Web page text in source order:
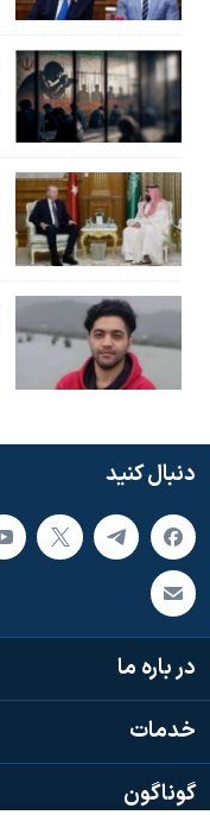
دنبال کنید
در باره ما
خدمات
گوناگون